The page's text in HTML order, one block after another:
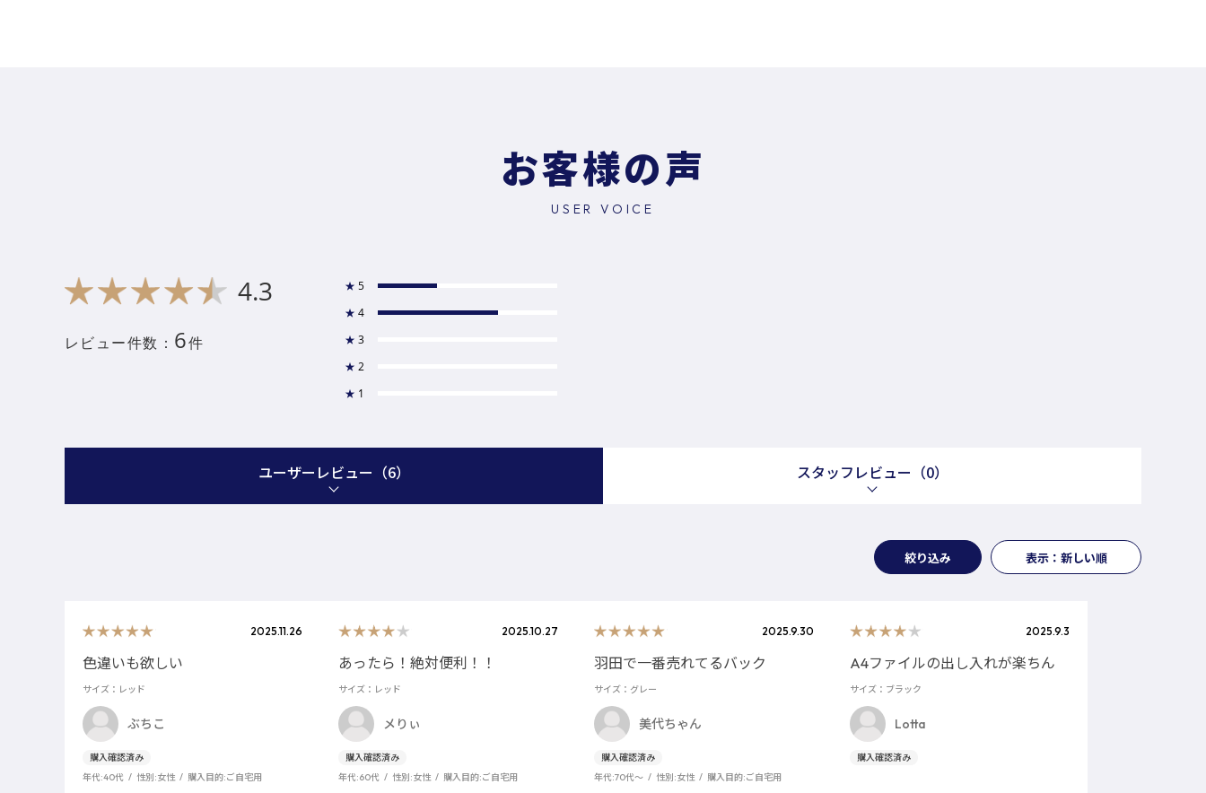
お客様の声
USER VOICE
4.3
レビュー件数： 6件
★ 5
★ 4
★ 3
★ 2
★ 1
ユーザーレビュー （6） スタッフレビュー （0）
絞り込み 表示：新しい順
2025.11.26
色違いも欲しい
サイズ：レッド
ぶちこ
年代:40代 性別:女性 購入目的:ご自宅用
2025.10.27
あったら！絶対便利！！
サイズ：レッド
メりぃ
年代:60代 性別:女性 購入目的:ご自宅用
2025.9.30
羽田で一番売れてるバック
サイズ：グレー
美代ちゃん
年代:70代～ 性別:女性 購入目的:ご自宅用
2025.9.3
A4ファイルの出し入れが楽ちん
サイズ：ブラック
Lotta